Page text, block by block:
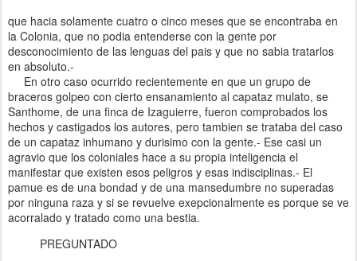
que hacia solamente cuatro o cinco meses que se encontraba en
la Colonia, que no podia entenderse con la gente por
desconocimiento de las lenguas del pais y que no sabia tratarlos
en absoluto.-
En otro caso ocurrido recientemente en que un grupo de
braceros golpeo con cierto ensanamiento al capataz mulato, se
Santhome, de una finca de Izaguierre, fueron comprobados los
hechos y castigados los autores, pero tambien se trataba del caso
de un capataz inhumano y durisimo con la gente.- Ese casi un
agravio que los coloniales hace a su propia inteligencia el
manifestar que existen esos peligros y esas indisciplinas.- El
pamue es de una bondad y de una mansedumbre no superadas
por ninguna raza y si se revuelve exepcionalmente es porque se ve
acorralado y tratado como una bestia.
PREGUNTADO